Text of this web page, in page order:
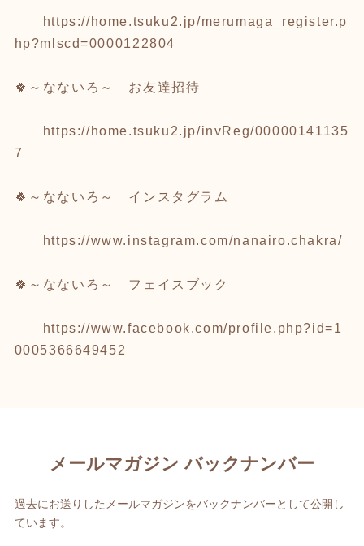
https://home.tsuku2.jp/merumaga_register.p
hp?mlscd=0000122804
🍀～なないろ～ お友達招待
https://home.tsuku2.jp/invReg/00000141135
7
🍀～なないろ～ インスタグラム
https://www.instagram.com/nanairo.chakra/
🍀～なないろ～ フェイスブック
https://www.facebook.com/profile.php?id=1
0005366649452
メールマガジン バックナンバー
過去にお送りしたメールマガジンをバックナンバーとして公開し
ています。